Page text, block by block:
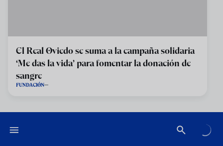
El Real Oviedo se suma a la campaña solidaria
‘Me das la vida’ para fomentar la donación de
sangre
FUNDACIÓN